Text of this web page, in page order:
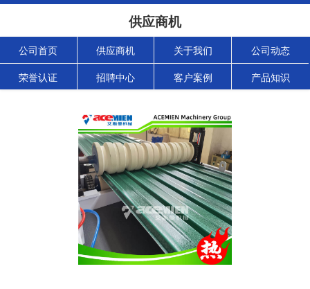
供应商机
公司首页 供应商机 关于我们 公司动态
荣誉认证 招聘中心 客户案例 产品知识